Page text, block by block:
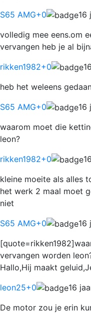
S65 AMG+0
16
volledig mee eens.om
vervangen heb je al
rikken1982+0
heb het weleens
S65 AMG+0
16
waarom moet die
leon?
rikken1982+0
kleine moeite als alles
het werk 2 maal moet
niet
S65 AMG+0
16
vervangen worden
Hallo,Hij maakt
leon25+0
16
De motor zou je erin